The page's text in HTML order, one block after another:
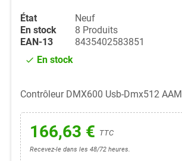
État
Neuf
En stock
8 Produits
EAN-13
8435402583851
check En stock
Contrôleur DMX600 Usb-Dmx512 AAM
166,63 € TTC
Recevez-le dans les 48/72 heures.